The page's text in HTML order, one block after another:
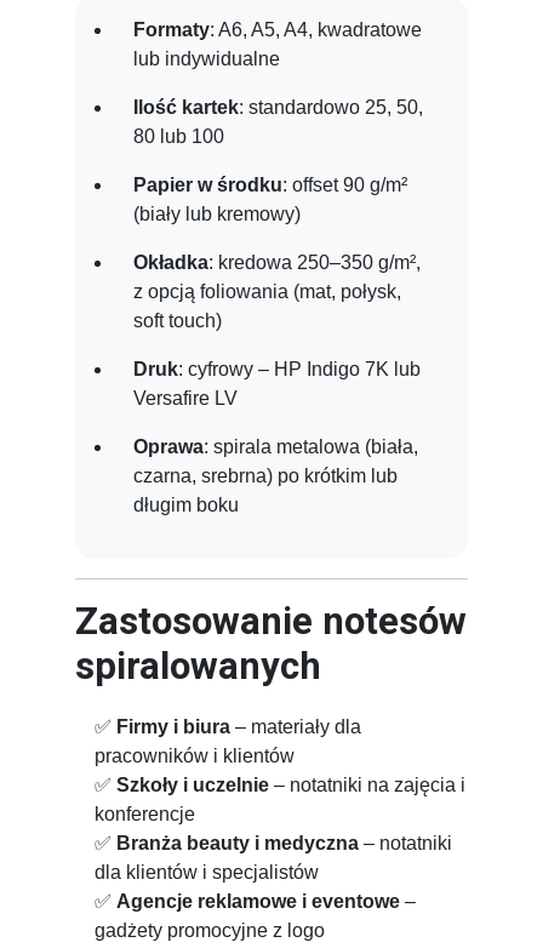
Formaty: A6, A5, A4, kwadratowe
lub indywidualne
Ilość kartek: standardowo 25, 50,
80 lub 100
Papier w środku: offset 90 g/m²
(biały lub kremowy)
Okładka: kredowa 250–350 g/m²,
z opcją foliowania (mat, połysk,
soft touch)
Druk: cyfrowy – HP Indigo 7K lub
Versafire LV
Oprawa: spirala metalowa (biała,
czarna, srebrna) po krótkim lub
długim boku
Zastosowanie notesów
spiralowanych
✅ Firmy i biura – materiały dla
pracowników i klientów
✅ Szkoły i uczelnie – notatniki na zajęcia i
konferencje
✅ Branża beauty i medyczna – notatniki
dla klientów i specjalistów
✅ Agencje reklamowe i eventowe –
gadżety promocyjne z logo